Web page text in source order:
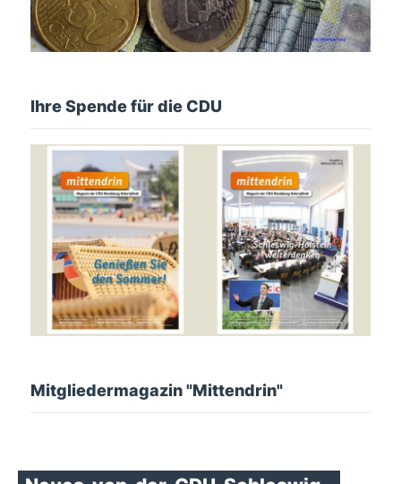
Ihre Spende für die CDU
Mitgliedermagazin "Mittendrin"